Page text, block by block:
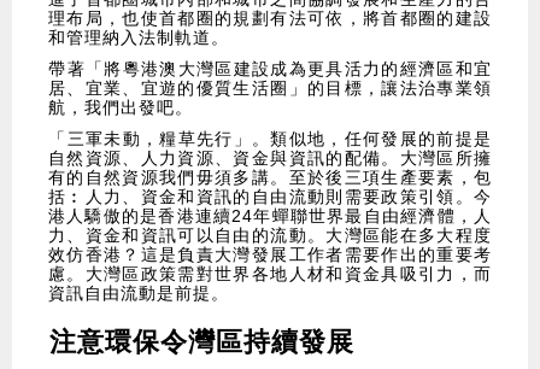
理布局，也使首都圈的規劃有法可依，將首都圈的建設
和管理納入法制軌道。
​帶著「將粵港澳大灣區建設成為更具活力的經濟區和宜
居、宜業、宜遊的優質生活圈」的目標，讓法治專業領
航，我們出發吧。
​「三軍未動，糧草先行」。類似地，任何發展的前提是
自然資源、人力資源、資金與資訊的配備。大灣區所擁
有的自然資源我們毋須多講。至於後三項生產要素，包
括︰人力、資金和資訊的自由流動則需要政策引領。今
港人驕傲的是香港連續24年蟬聯世界最自由經濟體，人
力、資金和資訊可以自由的流動。大灣區能在多大程度
效仿香港？這是負責大灣發展工作者需要作出的重要考
慮。大灣區政策需對世界各地人材和資金具吸引力，而
資訊自由流動是前提。
注意環保令灣區持續發展